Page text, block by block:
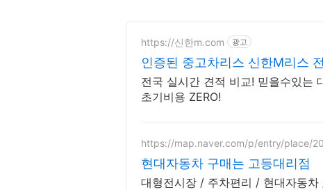
https://신한m.com 광고
인증된 중고차리스 신한M리스
견적
전국 실시간 견적 비교! 믿을수있는
초기비용 ZERO!
https://map.naver.com/p/entry/place/
현대자동차 구매는 고등대리점
대형전시장 / 주차편리 / 현대자동